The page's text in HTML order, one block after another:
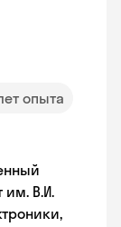
опыта
им. В.И.